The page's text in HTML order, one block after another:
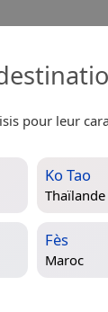
pour leur
Ko Tao
Thaïlande
Fès
Maroc